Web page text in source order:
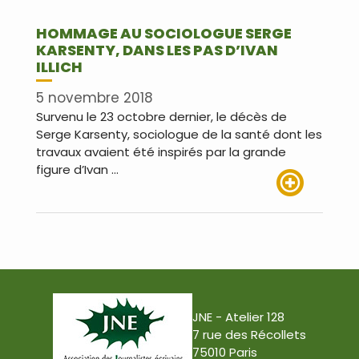
HOMMAGE AU SOCIOLOGUE SERGE
KARSENTY, DANS LES PAS D’IVAN
ILLICH
5 novembre 2018
Survenu le 23 octobre dernier, le décès de
Serge Karsenty, sociologue de la santé dont les
travaux avaient été inspirés par la grande
figure d’Ivan …
JNE - Atelier 128
7 rue des Récollets
75010 Paris